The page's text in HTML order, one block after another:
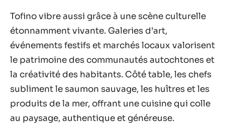
Tofino vibre aussi grâce à une scène culturelle
étonnamment vivante. Galeries d’art,
événements festifs et marchés locaux valorisent
le patrimoine des communautés autochtones et
la créativité des habitants. Côté table, les chefs
subliment le saumon sauvage, les huîtres et les
produits de la mer, offrant une cuisine qui colle
au paysage, authentique et généreuse.